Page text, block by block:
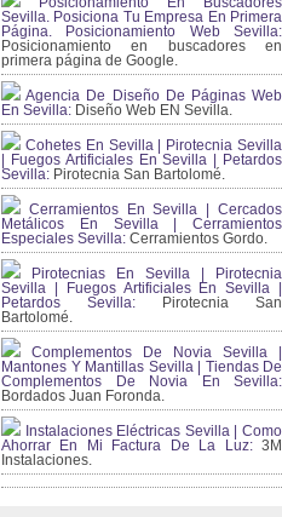
Sevilla. Posiciona Tu Empresa En Primera
Página. Posicionamiento Web Sevilla:
Posicionamiento en buscadores en
primera página de Google.
Agencia De Diseño De Páginas Web
En Sevilla: Diseño Web EN Sevilla.
Cohetes En Sevilla | Pirotecnia Sevilla
| Fuegos Artificiales En Sevilla | Petardos
Sevilla: Pirotecnia San Bartolomé.
Cerramientos En Sevilla | Cercados
Metálicos En Sevilla | Cerramientos
Especiales Sevilla: Cerramientos Gordo.
Pirotecnias En Sevilla | Pirotecnia
Sevilla | Fuegos Artificiales En Sevilla |
Petardos Sevilla: Pirotecnia San
Bartolomé.
Complementos De Novia Sevilla |
Mantones Y Mantillas Sevilla | Tiendas De
Complementos De Novia En Sevilla:
Bordados Juan Foronda.
Instalaciones Eléctricas Sevilla | Como
Ahorrar En Mi Factura De La Luz:3M
Instalaciones.